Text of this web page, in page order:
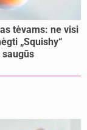
tėvams: ne visi
„Squishy“